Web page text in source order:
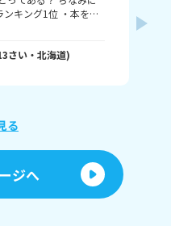
キング1位 ・本を読
たら嬉しいです！ じ
さい・ 北海道)
る
ジへ